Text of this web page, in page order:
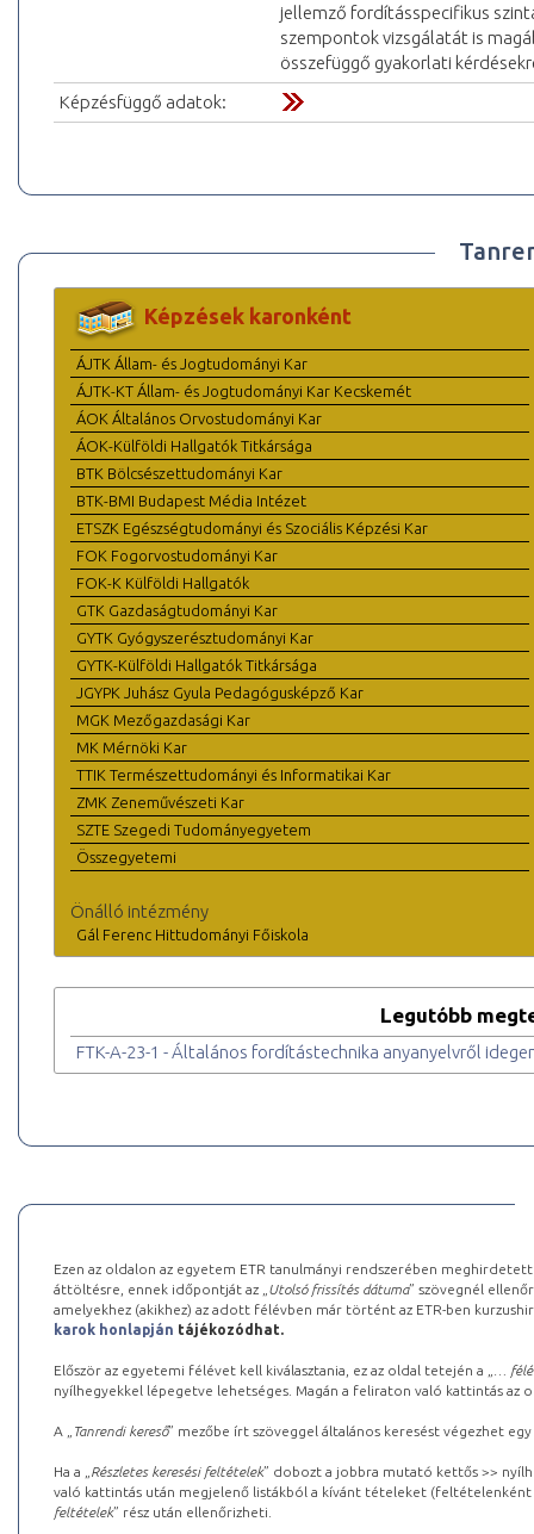
jellemző fordításspecifikus
szempontok vizsgálatát is
összefüggő gyakorlati
Képzésfüggő adatok:
Képzések karonként
ÁJTK Állam- és Jogtudományi Kar
ÁJTK-KT Állam- és Jogtudományi Kar Kecskemét
ÁOK Általános Orvostudományi Kar
ÁOK-Külföldi Hallgatók Titkársága
BTK Bölcsészettudományi Kar
BTK-BMI Budapest Média Intézet
ETSZK Egészségtudományi és Szociális Képzési Kar
FOK Fogorvostudományi Kar
FOK-K Külföldi Hallgatók
GTK Gazdaságtudományi Kar
GYTK Gyógyszerésztudományi Kar
GYTK-Külföldi Hallgatók Titkársága
JGYPK Juhász Gyula Pedagógusképző Kar
MGK Mezőgazdasági Kar
MK Mérnöki Kar
TTIK Természettudományi és Informatikai Kar
ZMK Zeneművészeti Kar
SZTE Szegedi Tudományegyetem
Összegyetemi
Önálló intézmény
Gál Ferenc Hittudományi Főiskola
Legutóbb
FTK-A-23-1 - Általános fordítástechnika anyanyelvről
Ezen az oldalon az egyetem ETR tanulmányi rendszerében
áttöltésre, ennek időpontját az „ Utolsó frissítés dátuma” szövegnél
amelyekhez (akikhez) az adott félévben már történt az ETR-ben
karok honlapján tájékozódhat.
Először az egyetemi félévet kell kiválasztania, ez az oldal tetején a „
…
nyílhegyekkel lépegetve lehetséges. Magán a feliraton való kattintás az
A „ Tanrendi kereső” mezőbe írt szöveggel általános keresést végezhet
Ha a „ Részletes keresési feltételek” dobozt a jobbra mutató kettős >>
való kattintás után megjelenő listákból a kívánt tételeket (feltételenként
feltételek” rész után ellenőrizheti.